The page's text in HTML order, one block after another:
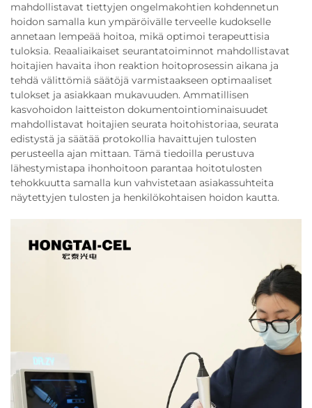
mahdollistavat tiettyjen ongelmakohtien kohdennetun
hoidon samalla kun ympäröivälle terveelle kudokselle
annetaan lempeää hoitoa, mikä optimoi terapeuttisia
tuloksia. Reaaliaikaiset seurantatoiminnot mahdollistavat
hoitajien havaita ihon reaktion hoitoprosessin aikana ja
tehdä välittömiä säätöjä varmistaakseen optimaaliset
tulokset ja asiakkaan mukavuuden. Ammatillisen
kasvohoidon laitteiston dokumentointiominaisuudet
mahdollistavat hoitajien seurata hoitohistoriaa, seurata
edistystä ja säätää protokollia havaittujen tulosten
perusteella ajan mittaan. Tämä tiedoilla perustuva
lähestymistapa ihonhoitoon parantaa hoitotulosten
tehokkuutta samalla kun vahvistetaan asiakassuhteita
näytettyjen tulosten ja henkilökohtaisen hoidon kautta.